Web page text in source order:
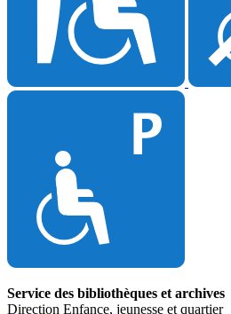
Service des bibliothèques et archives
Direction Enfance, jeunesse et quartier